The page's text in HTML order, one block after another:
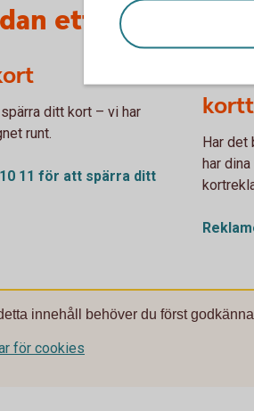
ett
ditt kort – vi har
runt.
10 11 för att spärra ditt
Har det
har
innehåll behöver du först
för cookies